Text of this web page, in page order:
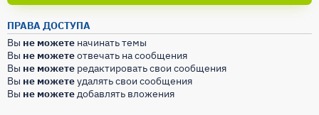
ПРАВА ДОСТУПА
Вы не можете начинать темы
Вы не можетеотвечать на сообщения
Вы не можете редактировать свои сообщения
Вы не можетеудалять свои сообщения
Вы не можетедобавлять вложения